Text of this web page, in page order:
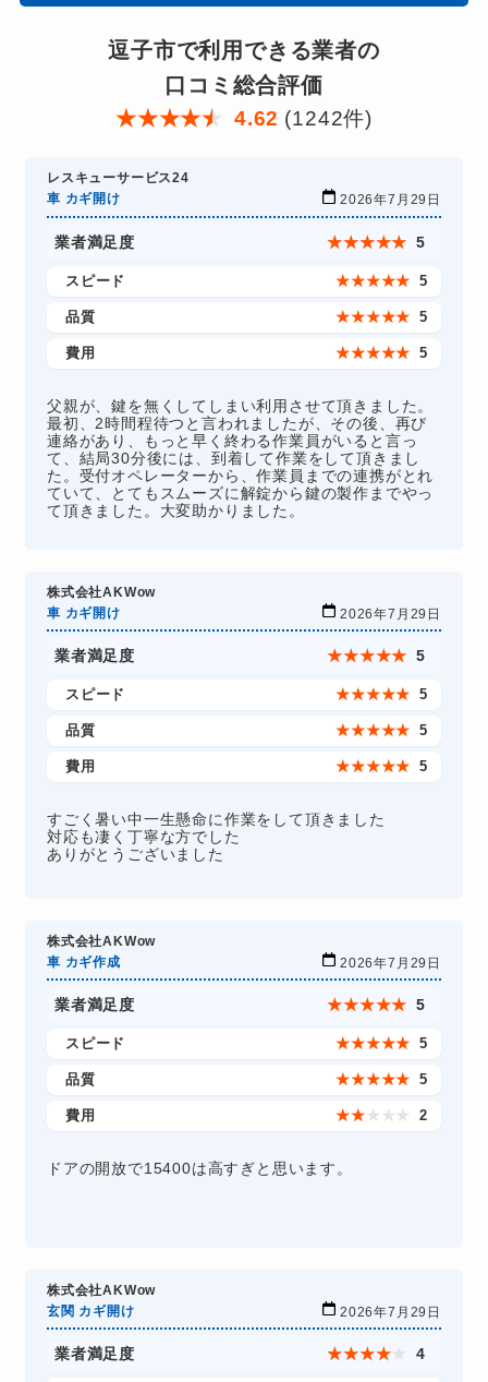
逗子市で利用できる業者の
口コミ総合評価
★★★★★ 4.62 (1242件)
レスキューサービス24
車 カギ開け
2026年7月29日
業者満足度 ★★★★★ 5
スピード ★★★★★ 5
品質 ★★★★★ 5
費用 ★★★★★ 5
父親が、鍵を無くしてしまい利用させて頂きました。
最初、2時間程待つと言われましたが、その後、再び
連絡があり、もっと早く終わる作業員がいると言っ
て、結局30分後には、到着して作業をして頂きまし
た。受付オペレーターから、作業員までの連携がとれ
ていて、とてもスムーズに解錠から鍵の製作までやっ
て頂きました。大変助かりました。
株式会社AKWow
車 カギ開け
2026年7月29日
業者満足度 ★★★★★ 5
スピード ★★★★★ 5
品質 ★★★★★ 5
費用 ★★★★★ 5
すごく暑い中一生懸命に作業をして頂きました
対応も凄く丁寧な方でした
ありがとうございました
株式会社AKWow
車 カギ作成
2026年7月29日
業者満足度 ★★★★★ 5
スピード ★★★★★ 5
品質 ★★★★★ 5
費用 ★★ ★ ★ ★ 2
ドアの開放で15400は高すぎと思います。
株式会社AKWow
玄関 カギ開け
2026年7月29日
業者満足度 ★★★★★ 4